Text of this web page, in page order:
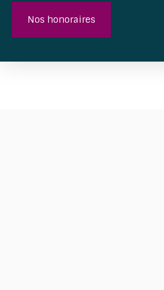
Nos honoraires